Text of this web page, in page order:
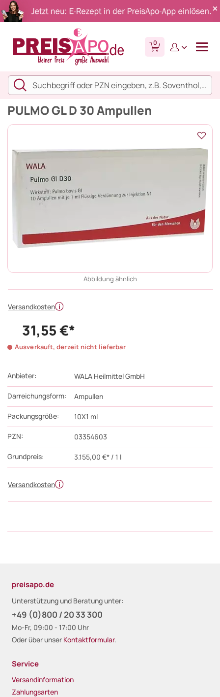
0
PULMO GL D 30 Ampullen
Abbildung ähnlich
Versandkosten
Versandkosten
Anbieter: WALA Heilmittel GmbH
Darreichungsform: Ampullen
Packungsgröße: 10X1 ml
PZN: 03354603
Grundpreis: 3.155,00 €* / 1 l
31,55 €*
Ausverkauft, derzeit nicht lieferbar
preisapo.de
Unterstützung und Beratung unter:
+49 (0)800 / 20 33 300
Mo-Fr, 09:00 - 17:00 Uhr
Oder über unser Kontaktformular.
Service
Versandinformation
Zahlungsarten